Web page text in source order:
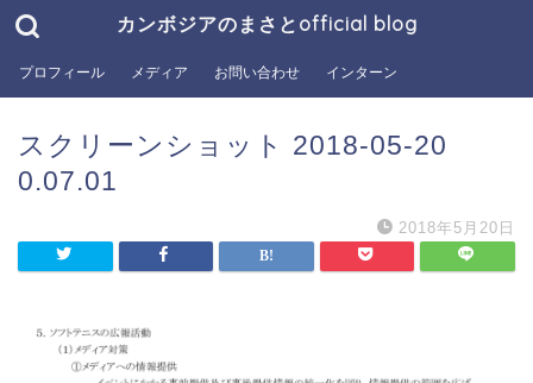
カンボジアのまさとofficial blog
プロフィール メディア お問い合わせ インターン
スクリーンショット 2018-05-20
0.07.01
2018年5月20日